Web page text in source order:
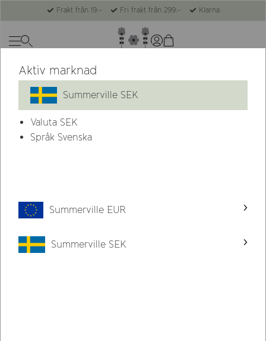
Frakt från 19:- Fri frakt från 299:- Klarna
Aktiv marknad
Summerville SEK
Valuta SEK
Språk Svenska
Summerville EUR
Summerville SEK